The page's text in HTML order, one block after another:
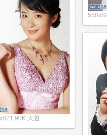
90K 大图